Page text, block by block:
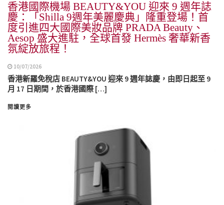
香港國際機場 BEAUTY&YOU 迎來 9 週年誌
慶：「Shilla 9週年美麗慶典」隆重登場！首
度引進四大國際美妝品牌 PRADA Beauty、
Aesop 盛大進駐，全球首發 Hermès 奢華新香
氛綻放旅程！
10/07/2026
香港新羅免稅店 BEAUTY&YOU 迎來 9 週年誌慶，由即日起至 9
月 17 日期間，於香港國際 […]
閱讀更多